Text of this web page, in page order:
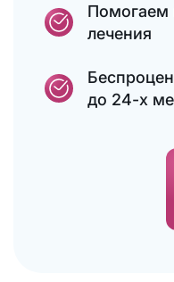
Помогаем
лечения
до 24-х